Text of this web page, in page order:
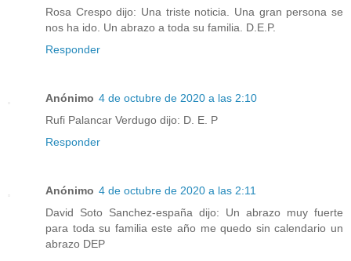
Rosa Crespo dijo: Una triste noticia. Una gran persona se
nos ha ido. Un abrazo a toda su familia. D.E.P.
Responder
Anónimo 4 de octubre de 2020 a las 2:10
Rufi Palancar Verdugo dijo: D. E. P
Responder
Anónimo 4 de octubre de 2020 a las 2:11
David Soto Sanchez-españa dijo: Un abrazo muy fuerte
para toda su familia este año me quedo sin calendario un
abrazo DEP